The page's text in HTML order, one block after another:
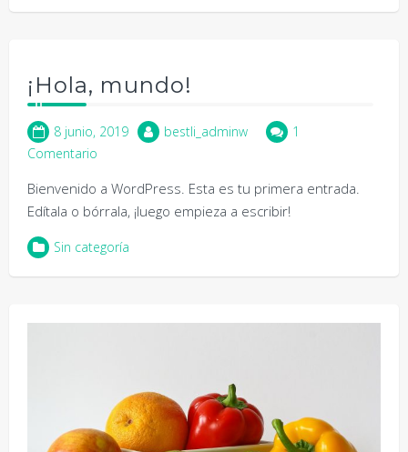
¡Hola, mundo!
8 junio, 2019 bestli_adminw
1
Comentario
Bienvenido a WordPress. Esta es tu primera entrada.
Edítala o bórrala, ¡luego empieza a escribir!
Sin categoría